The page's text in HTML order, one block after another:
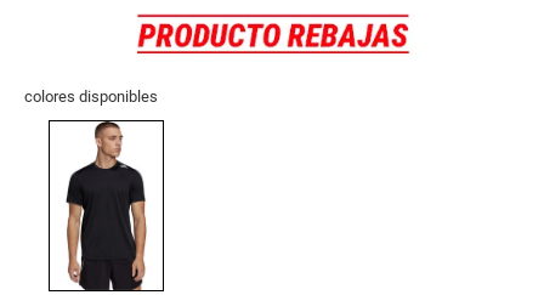
colores disponibles